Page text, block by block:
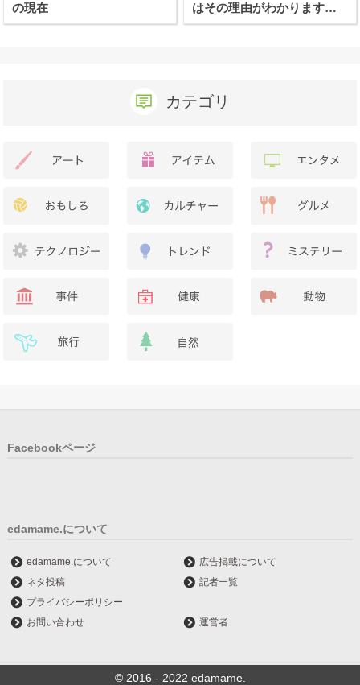
の現在
はその理由がわかります
か？
カテゴリ
Facebookページ
edamame.について
edamame.について
広告掲載について
ネタ投稿
記者一覧
プライバシーポリシー
お問い合わせ
運営者
© 2016 - 2022 edamame.